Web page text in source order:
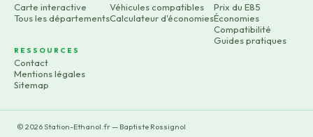
Carte interactive
Tous les départements
Véhicules compatibles
Calculateur d'économies
Prix du E85
Économies
Compatibilité
Guides pratiques
RESSOURCES
Contact
Mentions légales
Sitemap
© 2026Station-Ethanol.fr — Baptiste Rossignol